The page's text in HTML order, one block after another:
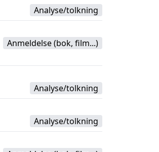
Analyse/tolkning
Anmeldelse (bok, film...)
Analyse/tolkning
Analyse/tolkning